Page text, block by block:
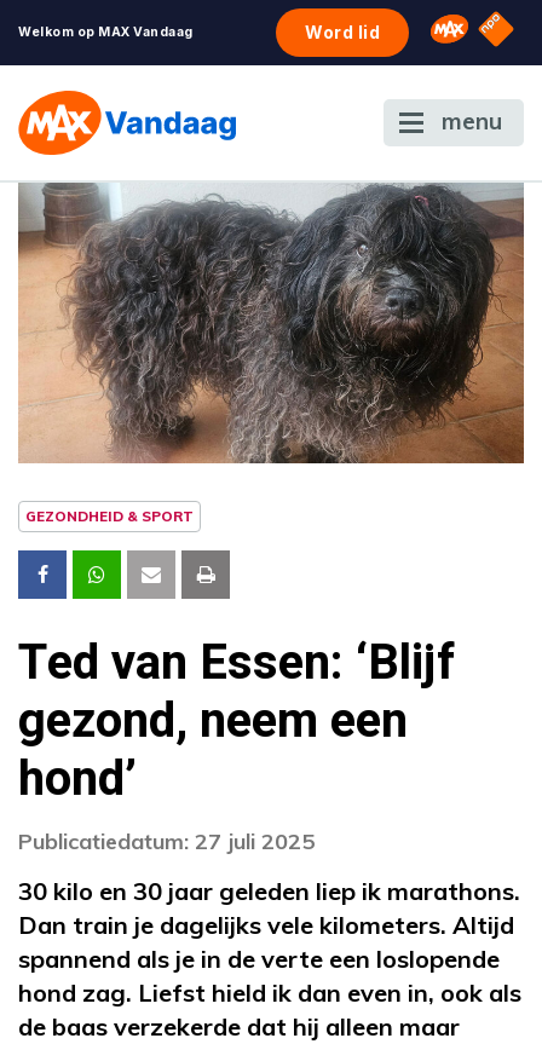
Welkom op MAX Vandaag Word lid Omroep
NPO
menu
GEZONDHEID & SPORT
Ted van Essen: ‘Blijf
gezond, neem een
hond’
Publicatiedatum: 27 juli 2025
30 kilo en 30 jaar geleden liep ik marathons.
Dan train je dagelijks vele kilometers. Altijd
spannend als je in de verte een loslopende
hond zag. Liefst hield ik dan even in, ook als
de baas verzekerde dat hij alleen maar